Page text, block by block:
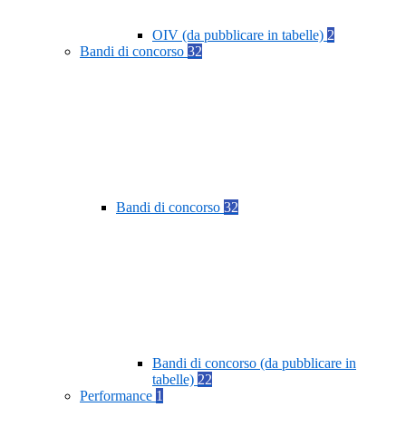
OIV (da pubblicare in tabelle) 2
Bandi di concorso 32
Bandi di concorso 32
Bandi di concorso (da pubblicare in
tabelle) 22
Performance 1